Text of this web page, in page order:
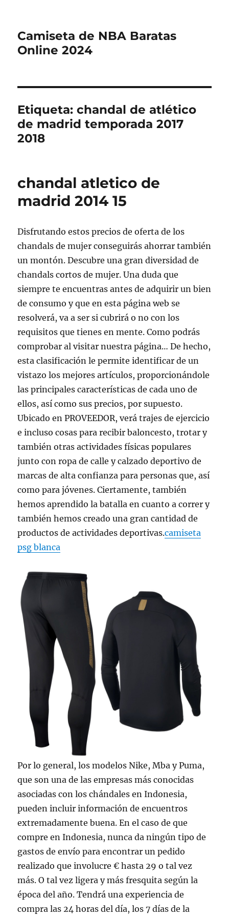
Camiseta de NBA Baratas
Online 2024
Etiqueta:chandal de atlético
de madrid temporada 2017
2018
chandal atletico de
madrid 2014 15
Disfrutando estos precios de oferta de los
chandals de mujer conseguirás ahorrar también
un montón. Descubre una gran diversidad de
chandals cortos de mujer. Una duda que
siempre te encuentras antes de adquirir un bien
de consumo y que en esta página web se
resolverá, va a ser si cubrirá o no con los
requisitos que tienes en mente. Como podrás
comprobar al visitar nuestra página… De hecho,
esta clasificación le permite identificar de un
vistazo los mejores artículos, proporcionándole
las principales características de cada uno de
ellos, así como sus precios, por supuesto.
Ubicado en PROVEEDOR, verá trajes de ejercicio
e incluso cosas para recibir baloncesto, trotar y
también otras actividades físicas populares
junto con ropa de calle y calzado deportivo de
marcas de alta confianza para personas que, así
como para jóvenes. Ciertamente, también
hemos aprendido la batalla en cuanto a correr y
también hemos creado una gran cantidad de
productos de actividades deportivas.camiseta
psg blanca
Por lo general, los modelos Nike, Mba y Puma,
que son una de las empresas más conocidas
asociadas con los chándales en Indonesia,
pueden incluir información de encuentros
extremadamente buena. En el caso de que
compre en Indonesia, nunca da ningún tipo de
gastos de envío para encontrar un pedido
realizado que involucre € hasta 29 o tal vez
más. O tal vez ligera y más fresquita según la
época del año. Tendrá una experiencia de
compra las 24 horas del día, los 7 días de la